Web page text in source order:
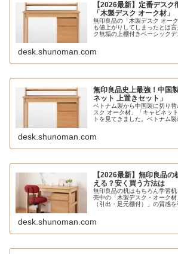
【2026最新】定番デス
「木製デスク オーク材」
無印良品の「木製デスク オー
も値上がりしてしまったとは
ク無垢の上棚付きベーシック
desk.shunoman.com
無印良品史上最強！中国
ネット 上置きセット」
ベトナム製から中国製に切り
スク オーク材」「キャビネッ
トを見てきました。ベトナム
ズになるなど大幅に改善して
プ式のデスクライトも取付け
desk.shunoman.com
【2026最新】無印良品
える？安く買う方法は
無印良品の机はもちろん学習
売中の「木製デスク・オーク
（引出・足元棚付）」の質感
desk.shunoman.com